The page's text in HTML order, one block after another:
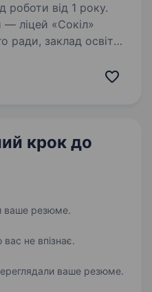
роботи від 1 року.
ради, заклад освіти,
до нашої
крок до
ваше резюме.
вас не впізнає.
ваше резюме.